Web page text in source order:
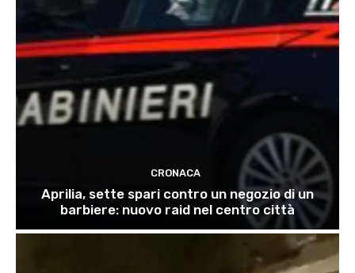
CRONACA
Aprilia, sette spari contro un negozio di un
barbiere: nuovo raid nel centro città